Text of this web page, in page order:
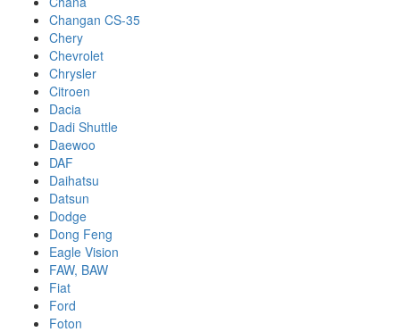
Changan CS-35
Chery
Chevrolet
Chrysler
Citroen
Dacia
Dadi Shuttle
Daewoo
DAF
Daihatsu
Datsun
Dodge
Dong Feng
Eagle Vision
FAW, BAW
Fiat
Ford
Foton